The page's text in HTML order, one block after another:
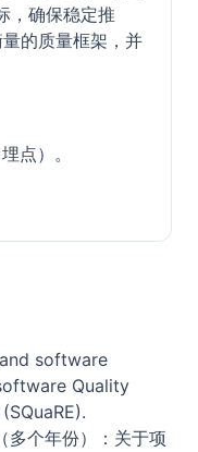
，确保稳定推
的质量框架，并
点）。
software
Quality
个年份）：关于项